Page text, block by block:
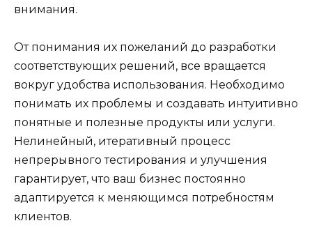
внимания.
От понимания их пожеланий до разработки
соответствующих решений, все вращается
вокруг удобства использования. Необходимо
понимать их проблемы и создавать интуитивно
понятные и полезные продукты или услуги.
Нелинейный, итеративный процесс
непрерывного тестирования и улучшения
гарантирует, что ваш бизнес постоянно
адаптируется к меняющимся потребностям
клиентов.